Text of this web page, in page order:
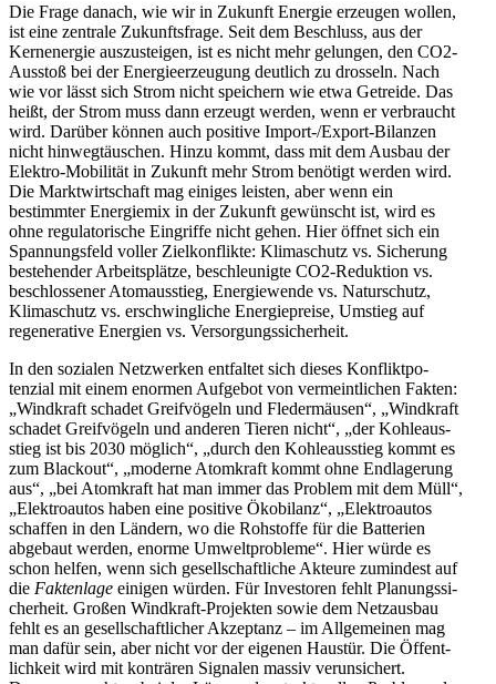
Die Frage danach, wie wir in Zukunft Energie erzeugen wollen,
ist eine zentrale Zukunfts­frage. Seit dem Beschluss, aus der
Kernenergie auszu­steigen, ist es nicht mehr gelungen, den CO2-
Ausstoß bei der Energie­er­zeugung deutlich zu drosseln. Nach
wie vor lässt sich Strom nicht speichern wie etwa Getreide. Das
heißt, der Strom muss dann erzeugt werden, wenn er verbraucht
wird. Darüber können auch positive Import-/Export-Bilanzen
nicht hinweg­täu­schen. Hinzu kommt, dass mit dem Ausbau der
Elektro-Mobilität in Zukunft mehr Strom benötigt werden wird.
Die Markt­wirt­schaft mag einiges leisten, aber wenn ein
bestimmter Energiemix in der Zukunft gewünscht ist, wird es
ohne regula­to­rische Eingriffe nicht gehen. Hier öffnet sich ein
Spannungsfeld voller Zielkon­flikte: Klima­schutz vs. Sicherung
bestehender Arbeits­plätze, beschleu­nigte CO2-Reduktion vs.
beschlos­sener Atomaus­stieg, Energie­wende vs. Natur­schutz,
Klima­schutz vs. erschwing­liche Energie­preise, Umstieg auf
regene­rative Energien vs. Versorgungssicherheit.
In den sozialen Netzwerken entfaltet sich dieses Konflikt­po­
tenzial mit einem enormen Aufgebot von vermeint­lichen Fakten:
„Windkraft schadet Greif­vögeln und Fleder­mäusen“, „Windkraft
schadet Greif­vögeln und anderen Tieren nicht“, „der Kohle­aus­
stieg ist bis 2030 möglich“, „durch den Kohle­aus­stieg kommt es
zum Blackout“, „moderne Atomkraft kommt ohne Endla­gerung
aus“, „bei Atomkraft hat man immer das Problem mit dem Müll“,
„Elektro­autos haben eine positive Ökobilanz“, „Elektro­autos
schaffen in den Ländern, wo die Rohstoffe für die Batterien
abgebaut werden, enorme Umwelt­pro­bleme“. Hier würde es
schon helfen, wenn sich gesell­schaft­liche Akteure zumindest auf
die Faktenlage einigen würden. Für Inves­toren fehlt Planungs­si­
cherheit. Großen Windkraft-Projekten sowie dem Netzausbau
fehlt es an gesell­schaft­licher Akzeptanz – im Allge­meinen mag
man dafür sein, aber nicht vor der eigenen Haustür. Die Öffent­
lichkeit wird mit konträren Signalen massiv verun­si­chert.